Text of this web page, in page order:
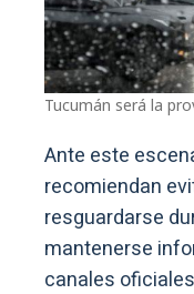
Tucumán será la
Ante este
recomiendan
resguardarse
mantenerse
canales